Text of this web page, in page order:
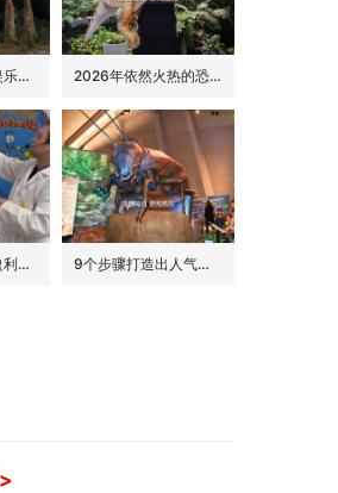
新型的恐龙互动娱乐设备/设施: 激光枪射击启动恐龙 2026年依然火热的恐龙手偶道具
小型恐龙秀中可盈利的7种模式 9个步骤打造出人气旺的巨型昆虫世界展